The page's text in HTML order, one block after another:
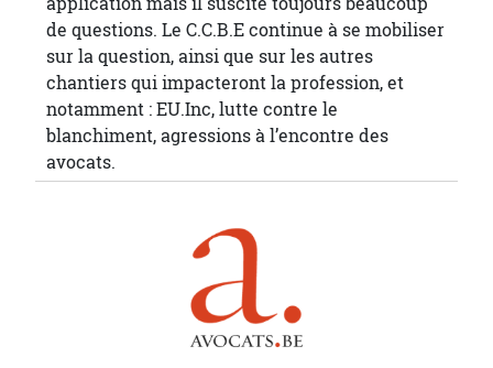
de questions. Le C.C.B.E continue à se mobiliser
sur la question, ainsi que sur les autres
chantiers qui impacteront la profession, et
notamment : EU.Inc, lutte contre le
blanchiment, agressions à l’encontre des
avocats.